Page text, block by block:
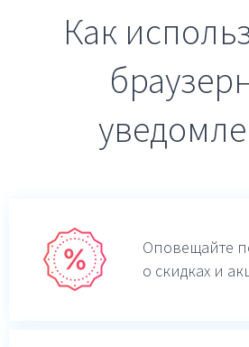
Как
Оповещайте
о скидках и